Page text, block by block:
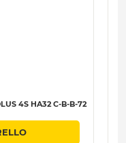
4S HA32 C-B-B-72